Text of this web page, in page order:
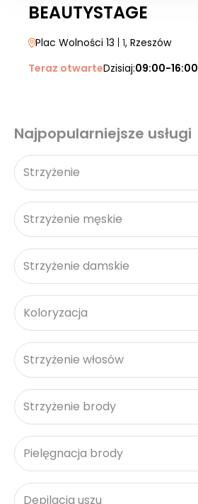
BEAUTYSTAGE
Plac Wolności 13 | 1, Rzeszów
Teraz otwarteDzisiaj:09:00-16:00
Najpopularniejsze usługi
Strzyżenie
Strzyżenie męskie
Strzyżenie damskie
Koloryzacja
Strzyżenie włosów
Strzyżenie brody
Pielęgnacja brody
Depilacja uszu